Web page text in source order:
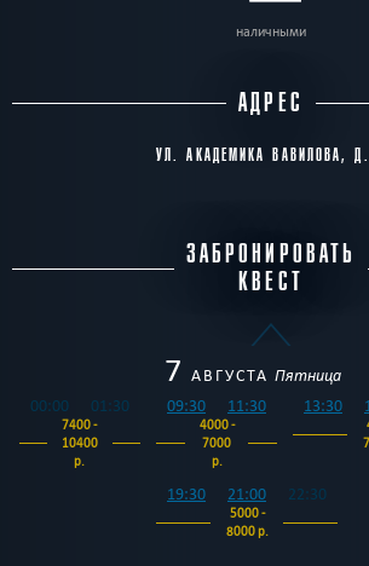
наличными
АДРЕС
УЛ. АКАДЕМИКА ВАВИЛОВА,
ЗАБРОНИРОВАТЬ
КВЕСТ
7 АВГУСТА Пятница
00:00 01:30
7400 -
10400
р.
09:30 11:30
4000 -
7000
р.
13:30
19:30 21:00 22:30
5000 -
8000 р.